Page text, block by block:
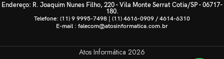
Endereço: R. Joaquim Nunes Filho, 220 - Vila Monte Serrat Cotia/SP - 06717-
180.
Telefone: (11) 9 9995-7498 | (11) 4616-0909 / 4614-6310
E-mail : falecom@atosinformatica.com.br
Atos Informática 2026